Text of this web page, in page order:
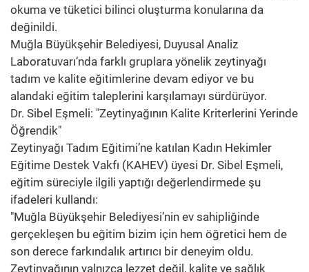
okuma ve tüketici bilinci oluşturma konularına da
değinildi.
Muğla Büyükşehir Belediyesi, Duyusal Analiz
Laboratuvarı’nda farklı gruplara yönelik zeytinyağı
tadım ve kalite eğitimlerine devam ediyor ve bu
alandaki eğitim taleplerini karşılamayı sürdürüyor.
Dr. Sibel Eşmeli: "Zeytinyağının Kalite Kriterlerini Yerinde
Öğrendik"
Zeytinyağı Tadım Eğitimi’ne katılan Kadın Hekimler
Eğitime Destek Vakfı (KAHEV) üyesi Dr. Sibel Eşmeli,
eğitim süreciyle ilgili yaptığı değerlendirmede şu
ifadeleri kullandı:
"Muğla Büyükşehir Belediyesi’nin ev sahipliğinde
gerçekleşen bu eğitim bizim için hem öğretici hem de
son derece farkındalık artırıcı bir deneyim oldu.
Zeytinyağının yalnızca lezzet değil, kalite ve sağlık